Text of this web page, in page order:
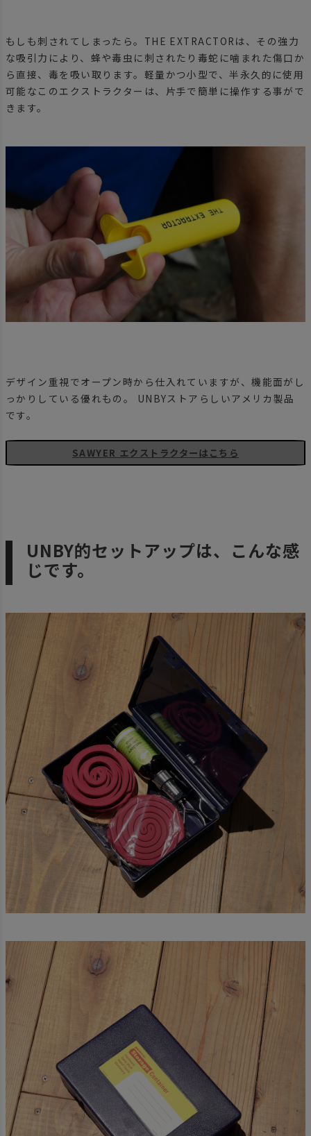
もしも刺されてしまったら。THE EXTRACTORは、その強力
な吸引力により、蜂や毒虫に刺されたり毒蛇に噛まれた傷口か
ら直接、毒を吸い取ります。軽量かつ小型で、半永久的に使用
可能なこのエクストラクターは、片手で簡単に操作する事がで
きます。
デザイン重視でオープン時から仕入れていますが、機能面がし
っかりしている優れもの。 UNBYストアらしいアメリカ製品
です。
SAWYER エクストラクターはこちら
UNBY的セットアップは、こんな感
じです。